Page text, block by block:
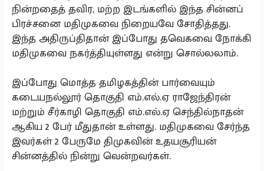
நின்றதைத் தவிர, மற்ற இடங்களில் இந்த சின்னப்
பிரச்சனை மதிமுகவை நிறையவே சோதித்தது.
இந்த அதிருப்திதான் இப்போது தவெகவை நோக்கி
மதிமுகவை நகர்த்தியுள்ளது என்று சொல்லலாம்.
இப்போது மொத்த தமிழகத்தின் பார்வையும்
கடையநல்லூர் தொகுதி எம்.எல்.ஏ ராஜேந்திரன்
மற்றும் சீர்காழி தொகுதி எம்.எல்.ஏ செந்தில்நாதன்
ஆகிய 2 பேர் மீதுதான் உள்ளது. மதிமுகவை சேர்ந்த
இவர்கள் 2 பேருமே திமுகவின் உதயசூரியன்
சின்னத்தில் நின்று வென்றவர்கள்.